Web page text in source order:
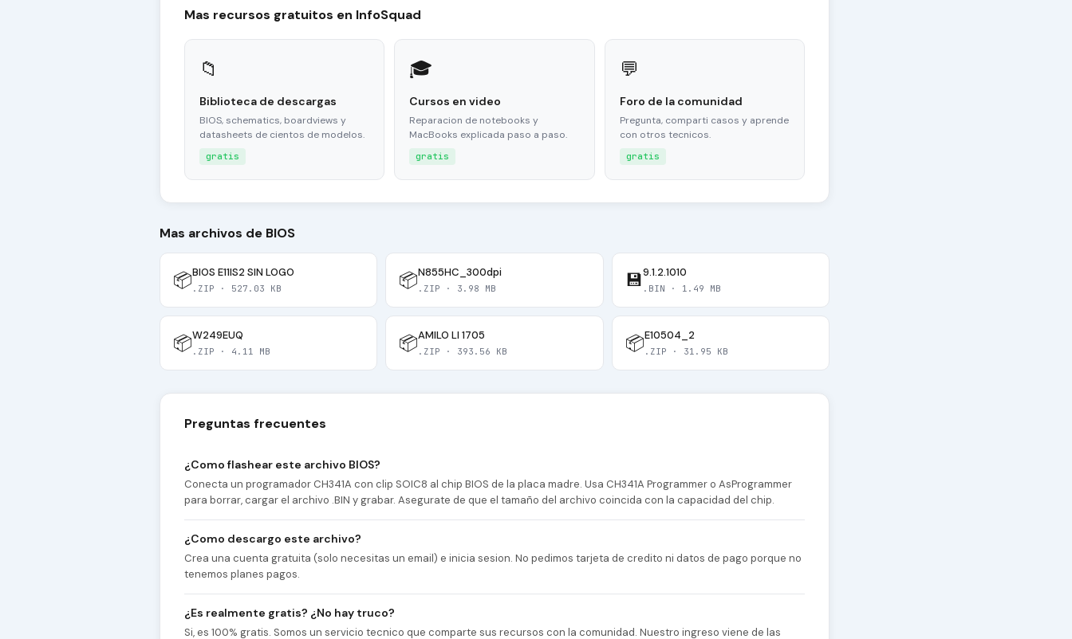
Mas recursos gratuitos en InfoSquad
📁
Biblioteca de descargas
BIOS, schematics, boardviews y
datasheets de cientos de modelos.
gratis
🎓
Cursos en video
Reparacion de notebooks y
MacBooks explicada paso a paso.
gratis
💬
Foro de la comunidad
Pregunta, comparti casos y aprende
con otros tecnicos.
gratis
Mas archivos de BIOS
📦BIOS E11IS2 SIN LOGO
.ZIP · 527.03 KB 📦N855HC_300dpi
.ZIP · 3.98 MB 💾9.1.2.1010
.BIN · 1.49 MB
📦W249EUQ
.ZIP · 4.11 MB 📦AMILO LI 1705
.ZIP · 393.56 KB 📦E10504_2
.ZIP · 31.95 KB
Preguntas frecuentes
¿Como flashear este archivo BIOS?
Conecta un programador CH341A con clip SOIC8 al chip BIOS de la placa madre. Usa CH341A Programmer o AsProgrammer
para borrar, cargar el archivo .BIN y grabar. Asegurate de que el tamaño del archivo coincida con la capacidad del chip.
¿Como descargo este archivo?
Crea una cuenta gratuita (solo necesitas un email) e inicia sesion. No pedimos tarjeta de credito ni datos de pago porque no
tenemos planes pagos.
¿Es realmente gratis? ¿No hay truco?
Si, es 100% gratis. Somos un servicio tecnico que comparte sus recursos con la comunidad. Nuestro ingreso viene de las